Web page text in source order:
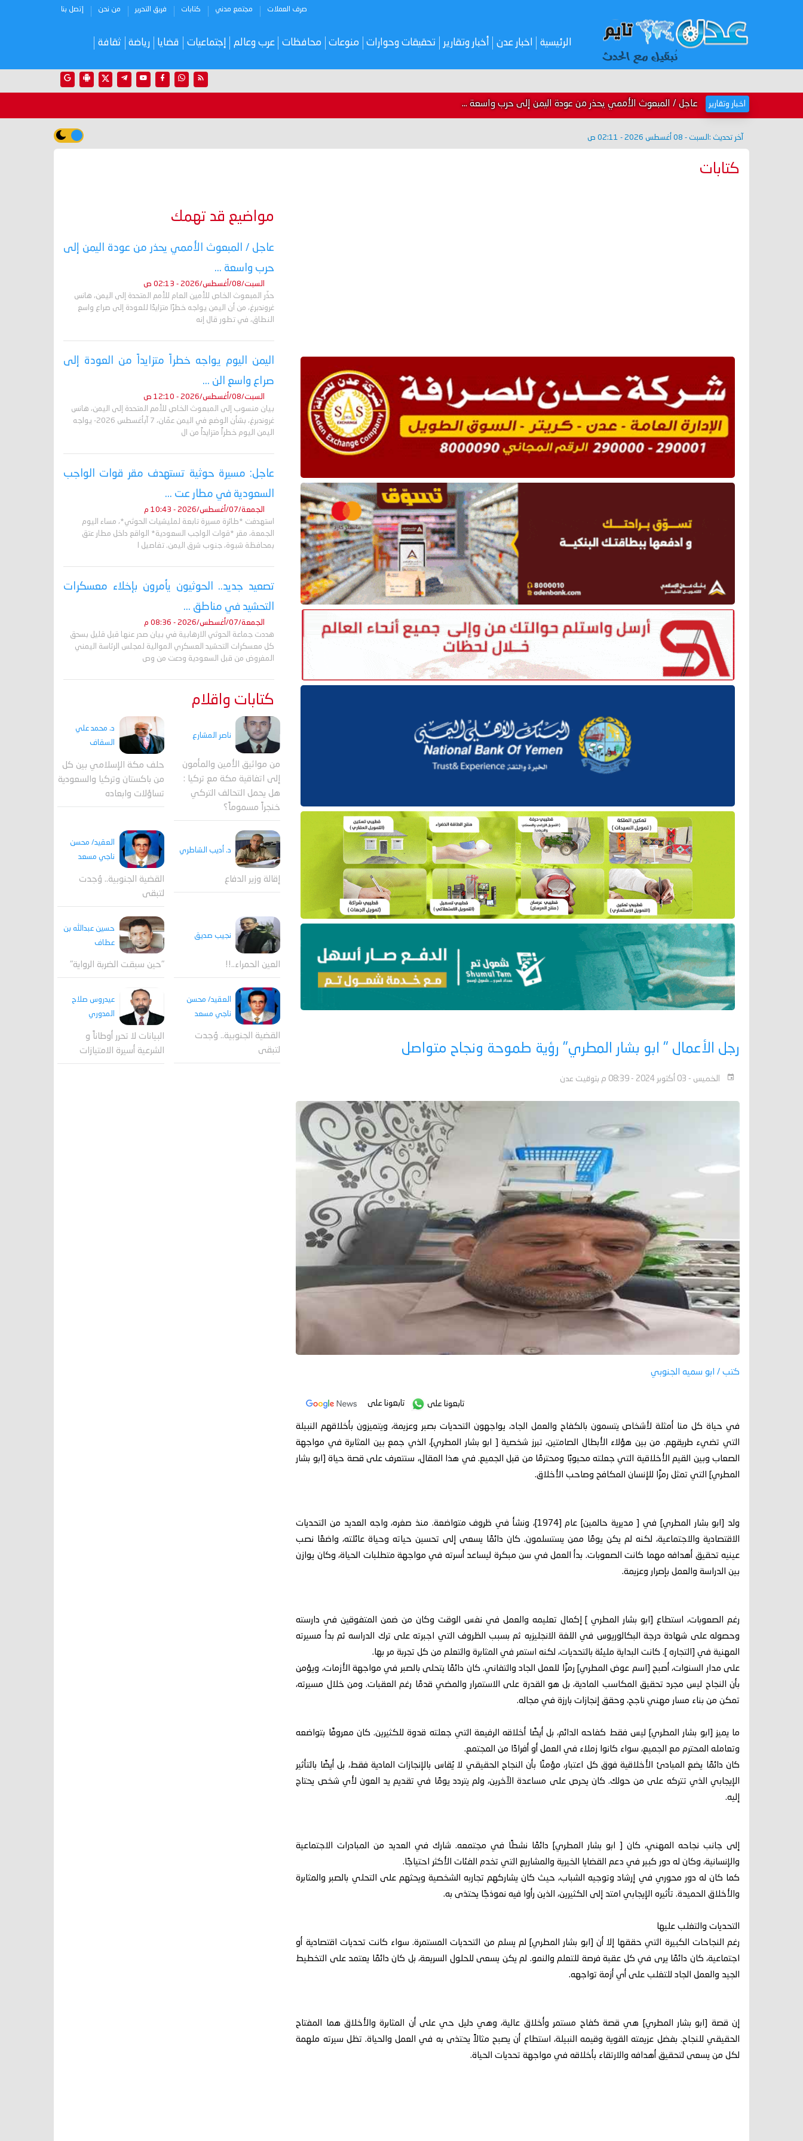
صرف العملات مجتمع مدني كتابات فريق التحرير من نحن إتصل بنا
الرئيسية اخبار عدن أخبار وتقارير تحقيقات وحوارات منوعات محافظات عرب وعالم إجتماعيات قضايا رياضة ثقافة
اخبار وتقارير عاجل / المبعوث الأممي يحذر من عودة اليمن إلى حرب واسعة ...
آخر تحديث : السبت - 08 أغسطس 2026 - 02:11 ص
كتابات
رجل الأعمال " ابو بشار المطري" رؤية طموحة ونجاح متواصل
الخميس - 03 أكتوبر 2024 - 08:39 م بتوقيت عدن
كتب / ابو سميه الجنوبي
تابعونا على تابعونا على
في حياة كل منا أمثلة لأشخاص يتسمون بالكفاح والعمل الجاد، يواجهون التحديات بصبر وعزيمة، ويتميزون بأخلاقهم النبيلة
التي تضيء طريقهم. من بين هؤلاء الأبطال الصامتين، تبرز شخصية [ ابو بشار المطري]، الذي جمع بين المثابرة في مواجهة
الصعاب وبين القيم الأخلاقية التي جعلته محبوبًا ومحترمًا من قبل الجميع. في هذا المقال، سنتعرف على قصة حياة [ابو بشار
المطري] التي تمثل رمزًا للإنسان المكافح وصاحب الأخلاق.
ولد [ابو بشار المطري] في [ مديرية حالمين] عام [1974]، ونشأ في ظروف متواضعة. منذ صغره، واجه العديد من التحديات
الاقتصادية والاجتماعية، لكنه لم يكن يومًا ممن يستسلمون. كان دائمًا يسعى إلى تحسين حياته وحياة عائلته، واضعًا نصب
عينيه تحقيق أهدافه مهما كانت الصعوبات. بدأ العمل في سن مبكرة ليساعد أسرته في مواجهة متطلبات الحياة، وكان يوازن
بين الدراسة والعمل بإصرار وعزيمة.
رغم الصعوبات، استطاع [ابو بشار المطري ] إكمال تعليمه والعمل في نفس الوقت وكان من ضمن المتفوقين في دارسته
وحصوله على شهادة درجة البكالوريوس في اللغة الانجليزيه ثم بسبب الظروف التي اجبرته على ترك الدراسه ثم بدأ مسيرته
المهنية في [التجاره ]. كانت البداية مليئة بالتحديات، لكنه استمر في المثابرة والتعلم من كل تجربة مر بها.
على مدار السنوات، أصبح [اسم عوض المطري] رمزًا للعمل الجاد والتفاني. كان دائمًا يتحلى بالصبر في مواجهة الأزمات، ويؤمن
بأن النجاح ليس مجرد تحقيق المكاسب المادية، بل هو القدرة على الاستمرار والمضي قدمًا رغم العقبات. ومن خلال مسيرته،
تمكن من بناء مسار مهني ناجح، وحقق إنجازات بارزة في مجاله.
ما يميز [ابو بشار المطري] ليس فقط كفاحه الدائم، بل أيضًا أخلاقه الرفيعة التي جعلته قدوة للكثيرين. كان معروفًا بتواضعه
وتعامله المحترم مع الجميع، سواء كانوا زملاء في العمل أو أفرادًا من المجتمع.
كان دائمًا يضع المبادئ الأخلاقية فوق كل اعتبار، مؤمنًا بأن النجاح الحقيقي لا يُقاس بالإنجازات المادية فقط، بل أيضًا بالتأثير
الإيجابي الذي تتركه على من حولك. كان يحرص على مساعدة الآخرين، ولم يتردد يومًا في تقديم يد العون لأي شخص يحتاج
إليه.
إلى جانب نجاحه المهني، كان [ ابو بشار المطري] دائمًا نشطًا في مجتمعه. شارك في العديد من المبادرات الاجتماعية
والإنسانية، وكان له دور كبير في دعم القضايا الخيرية والمشاريع التي تخدم الفئات الأكثر احتياجًا.
كما كان له دور محوري في إرشاد وتوجيه الشباب، حيث كان يشاركهم تجاربه الشخصية ويحثهم على التحلي بالصبر والمثابرة
والأخلاق الحميدة. تأثيره الإيجابي امتد إلى الكثيرين، الذين رأوا فيه نموذجًا يحتذى به.
التحديات والتغلب عليها
رغم النجاحات الكبيرة التي حققها إلا أن [ابو بشار المطري] لم يسلم من التحديات المستمرة. سواء كانت تحديات اقتصادية أو
اجتماعية، كان دائمًا يرى في كل عقبة فرصة للتعلم والنمو. لم يكن يسعى للحلول السريعة، بل كان دائمًا يعتمد على التخطيط
الجيد والعمل الجاد للتغلب على أي أزمة تواجهه.
إن قصة [ابو بشار المطري] هي قصة كفاح مستمر وأخلاق عالية، وهي دليل حي على أن المثابرة والأخلاق هما المفتاح
الحقيقي للنجاح. بفضل عزيمته القوية وقيمه النبيلة، استطاع أن يصبح مثالاً يحتذى به في العمل والحياة. تظل سيرته ملهمة
لكل من يسعى لتحقيق أهدافه والارتقاء بأخلاقه في مواجهة تحديات الحياة.
مواضيع قد تهمك
عاجل / المبعوث الأممي يحذر من عودة اليمن إلى
حرب واسعة ...
السبت/08/أغسطس/2026 - 02:13 ص
حذّر المبعوث الخاص للأمين العام للأمم المتحدة إلى اليمن، هانس
غروندبرغ، من أن اليمن يواجه خطرًا متزايدًا للعودة إلى صراع واسع
النطاق، في تطور قال إنه
اليمن اليوم يواجه خطراً متزايداً من العودة إلى
صراع واسع الن ...
السبت/08/أغسطس/2026 - 12:10 ص
بيان منسوب إلى المبعوث الخاص للأمم المتحدة إلى اليمن، هانس
غروندبرغ، بشأن الوضع في اليمن عمّان، 7 آبأغسطس 2026- يواجه
اليمن اليوم خطراً متزايداً من ال
عاجل: مسيرة حوثية تستهدف مقر قوات الواجب
السعودية في مطار عت ...
الجمعة/07/أغسطس/2026 - 10:43 م
استهدفت *طائرة مسيرة تابعة لمليشيات الحوثي*، مساء اليوم
الجمعة، مقر *قوات الواجب السعودية* الواقع داخل مطار عتق
بمحافظة شبوة، جنوب شرق اليمن. تفاصيل ا
تصعيد جديد.. الحوثيون يأمرون بإخلاء معسكرات
التحشيد في مناطق ...
الجمعة/07/أغسطس/2026 - 08:36 م
هددت جماعة الحوثي الارهابية في بيان صدر عنها قبل قليل بسحق
كل معسكرات التحشيد العسكري الموالية لمجلس الرئاسة اليمني
المفروض من قبل السعودية ودعت من وص
كتابات واقلام
ناصر المشارع
من مواثيق الأمين والمأمون
إلى اتفاقية مكة مع تركيا :
هل يحمل التحالف التركي
خنجراً مسموماً؟
د. محمد علي
السقاف
حلف مكة الإسلامي بين كل
من باكستان وتركيا والسعودية
تساؤلات وابعاده
د. أديب الشاطري
إقالة وزير الدفاع
العقيد/ محسن
ناجي مسعد
القضية الجنوبية.. وُجدت
لتبقى
نجيب صديق
العين الحمراء..!!
حسين عبدالله بن
عطاف
"حين سبقت الضربة الرواية"
العقيد/ محسن
ناجي مسعد
القضية الجنوبية.. وُجدت
لتبقى
عيدروس صلاح
المدوري
البيانات لا تحرر أوطاناً و
الشرعية أسيرة الامتيازات